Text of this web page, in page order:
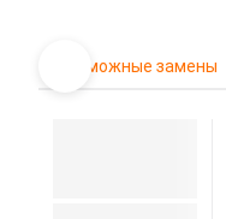
Возможные замены